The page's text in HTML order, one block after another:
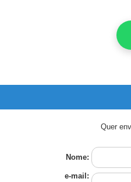
Quer
Nome:
e-mail: